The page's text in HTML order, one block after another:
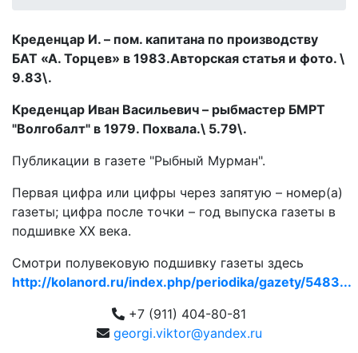
Креденцар И. – пом. капитана по производству
БАТ «А. Торцев» в 1983.Авторская статья и фото. \
9.83\.
Креденцар Иван Васильевич – рыбмастер БМРТ
"Волгобалт" в 1979. Похвала.\ 5.79\.
Публикации в газете "Рыбный Мурман".
Первая цифра или цифры через запятую – номер(а)
газеты; цифра после точки – год выпуска газеты в
подшивке ХХ века.
Смотри полувековую подшивку газеты здесь
http://kolanord.ru/index.php/periodika/gazety/5483...
+7 (911) 404-80-81
georgi.viktor@yandex.ru